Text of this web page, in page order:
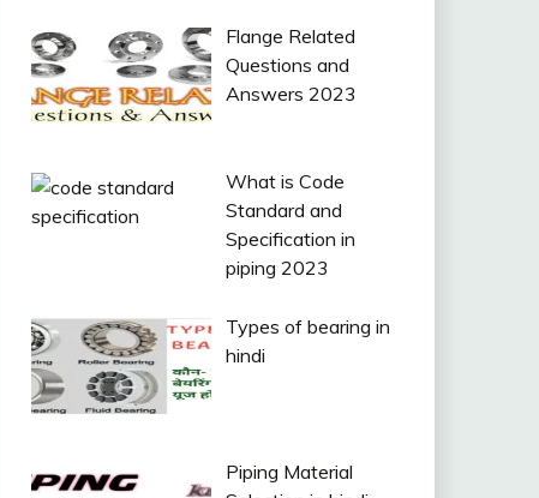
Flange Related
Questions and
Answers 2023
What is Code
Standard and
Specification in
piping 2023
Types of bearing in
hindi
Piping Material